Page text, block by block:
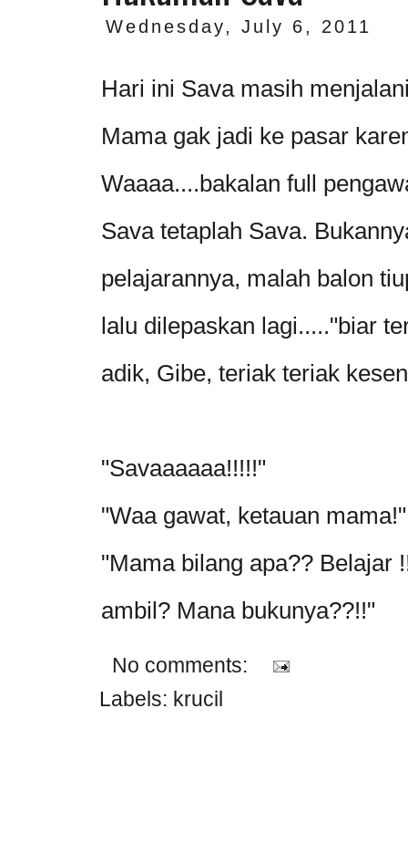
Wednesday, July 6, 2011
Hari ini Sava masih
Mama gak jadi ke pasar
Waaaa....bakalan full
Sava tetaplah Sava.
pelajarannya, malah balon
lalu dilepaskan lagi....."biar
adik, Gibe, teriak teriak
"Savaaaaaa!!!!!"
"Waa gawat, ketauan mama!"
"Mama bilang apa?? Belajar
ambil? Mana bukunya??!!"
No comments:
Labels: krucil